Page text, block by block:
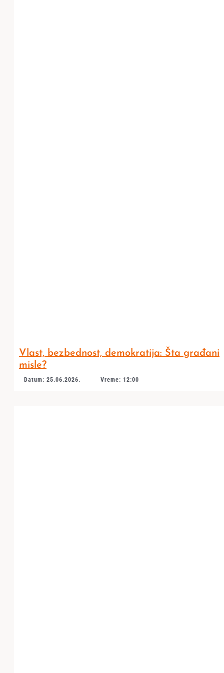
Vlast, bezbednost, demokratija: Šta građani
misle?
Datum: 25.06.2026. Vreme: 12:00